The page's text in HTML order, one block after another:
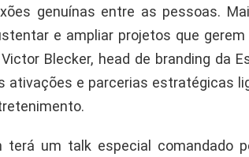
genuínas entre as pessoas.
e ampliar projetos que
Blecker, head de branding da
ativações e parcerias estratégicas
terá um talk especial comandado